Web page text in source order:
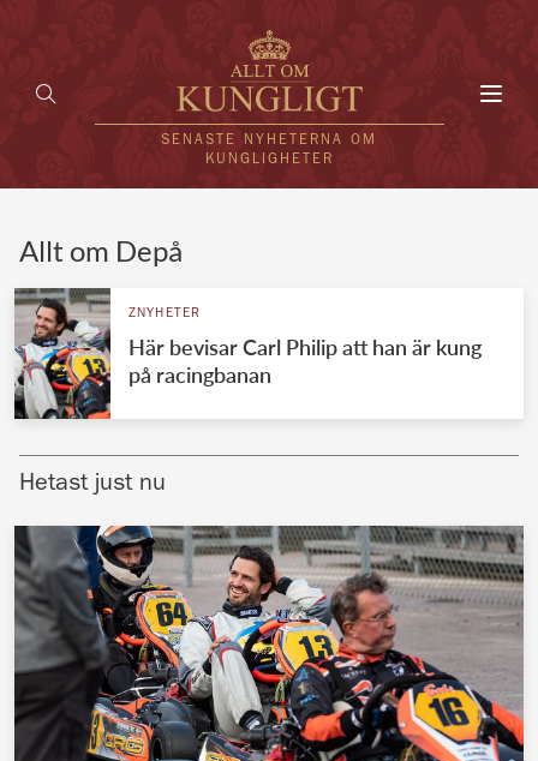
SENASTE NYHETERNA OM
KUNGLIGHETER
UTLÄNDSKT
VÄRLDENS KUNGAHUS
Brittiska kungahuset
Norska kungahuset
Danska kungahuset
Spanska kungahuset
Nederländska kungahuset
Belgiska kungahuset
Allt om Depå
ZNYHETER
Här bevisar Carl Philip att han är kung
på racingbanan
Hetast just nu